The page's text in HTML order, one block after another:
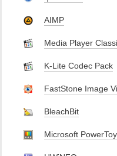
AIMP
Media Player
K-Lite Codec Pack
FastStone Image
BleachBit
Microsoft